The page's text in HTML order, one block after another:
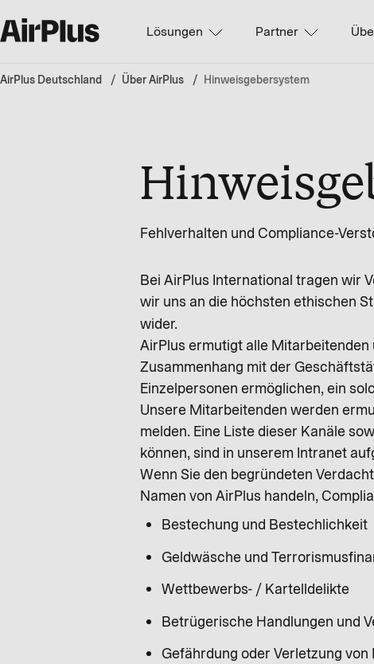
Lösungen Partner
AirPlus Deutschland Über AirPlus Hinweisgebersystem
Fehlverhalten und Compliance-
Bei AirPlus International tragen wir
wir uns an die höchsten ethischen
wider.
AirPlus ermutigt alle Mitarbeitenden
Zusammenhang mit der
Einzelpersonen ermöglichen, ein
Unsere Mitarbeitenden werden
melden. Eine Liste dieser Kanäle
können, sind in unserem Intranet
Wenn Sie den begründeten
Namen von AirPlus handeln,
Bestechung und Bestechlichkeit
Geldwäsche und
Wettbewerbs- / Kartelldelikte
Betrügerische Handlungen und
Gefährdung oder Verletzung